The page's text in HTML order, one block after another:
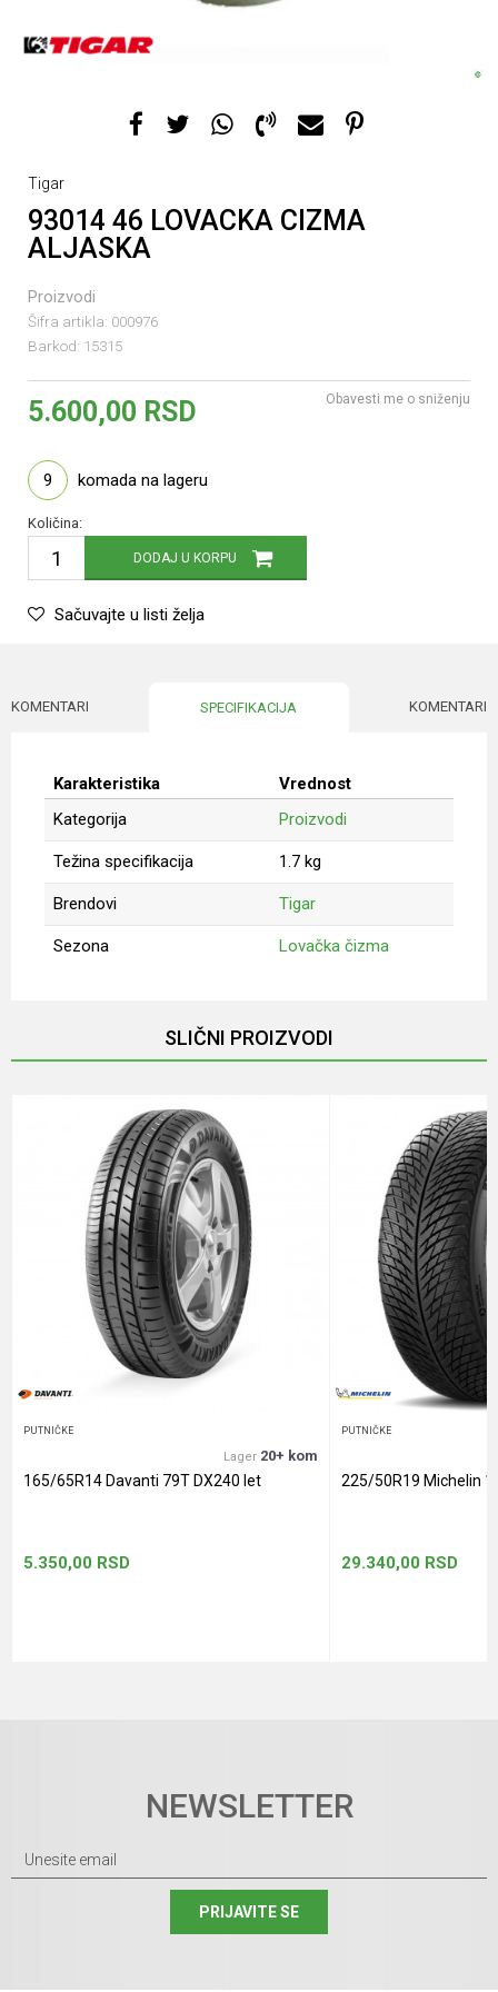
Tigar
93014 46 LOVACKA CIZMA
ALJASKA
Proizvodi
Šifra artikla: 000976
Barkod: 15315
5.600,00 RSD Obavesti me o sniženju
9 komada na lageru
Količina:
DODAJ U KORPU
Sačuvajte u listi želja
KOMENTARI SPECIFIKACIJA KOMENTARI
Karakteristika
Vrednost
Kategorija
Proizvodi
Težina specifikacija 1.7 kg
Brendovi Tigar
Sezona Lovačka čizma
Anti-spam zaštita - izračunajte koliko je 2 + 3 :
SLIČNI PROIZVODI
PUTNIČKE
Lager 20+ kom
165/65R14 Davanti 79T DX240 let
5.350,00 RSD
PUTNIČKE
225/50R19 Michelin
29.340,00 RSD
NEWSLETTER
PRIJAVITE SE